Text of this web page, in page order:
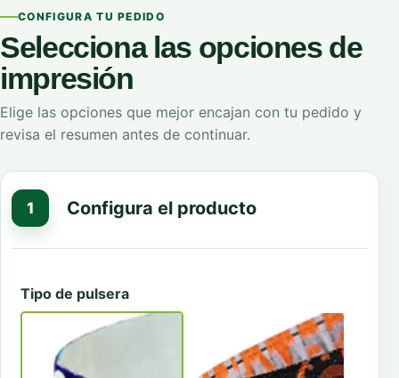
CONFIGURA TU PEDIDO
Selecciona las opciones de
impresión
Elige las opciones que mejor encajan con tu pedido y
revisa el resumen antes de continuar.
1 Configura el producto
Tipo de pulsera